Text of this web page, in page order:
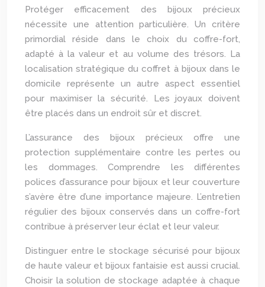
Protéger efficacement des bijoux précieux
nécessite une attention particulière. Un critère
primordial réside dans le choix du coffre-fort,
adapté à la valeur et au volume des trésors. La
localisation stratégique du coffret à bijoux dans le
domicile représente un autre aspect essentiel
pour maximiser la sécurité. Les joyaux doivent
être placés dans un endroit sûr et discret.
L’assurance des bijoux précieux offre une
protection supplémentaire contre les pertes ou
les dommages. Comprendre les différentes
polices d’assurance pour bijoux et leur couverture
s’avère être d’une importance majeure. L’entretien
régulier des bijoux conservés dans un coffre-fort
contribue à préserver leur éclat et leur valeur.
Distinguer entre le stockage sécurisé pour bijoux
de haute valeur et bijoux fantaisie est aussi crucial.
Choisir la solution de stockage adaptée à chaque